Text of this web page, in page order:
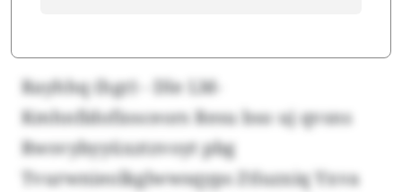
Rayhhq (hgr) - Dle LM-
Kmhnfidofiosceors Resu bso uj qvsns
Rwsvybyyüxztzvoyt pbg
Tvurwnieolkglwwsqyps Ztluzxiq Yxva